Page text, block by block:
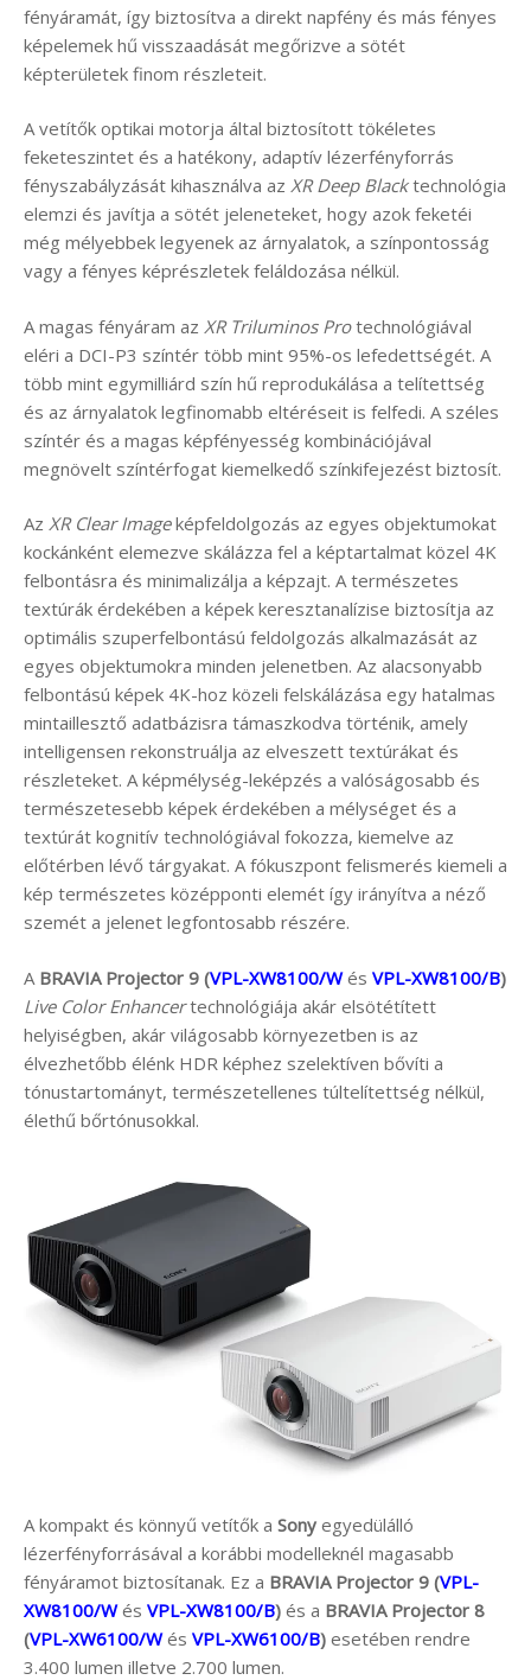
fényáramát, így biztosítva a direkt napfény és más fényes
képelemek hű visszaadását megőrizve a sötét
képterületek finom részleteit.
A vetítők optikai motorja által biztosított tökéletes
feketeszintet és a hatékony, adaptív lézerfényforrás
fényszabályzását kihasználva az XR Deep Blacktechnológia
elemzi és javítja a sötét jeleneteket, hogy azok feketéi
még mélyebbek legyenek az árnyalatok, a színpontosság
vagy a fényes képrészletek feláldozása nélkül.
A magas fényáram az XR Triluminos Protechnológiával
eléri a DCI-P3 színtér több mint 95%-os lefedettségét. A
több mint egymilliárd szín hű reprodukálása a telítettség
és az árnyalatok legfinomabb eltéréseit is felfedi. A széles
színtér és a magas képfényesség kombinációjával
megnövelt színtérfogat kiemelkedő színkifejezést biztosít.
Az XR Clear Imageképfeldolgozás az egyes objektumokat
kockánként elemezve skálázza fel a képtartalmat közel 4K
felbontásra és minimalizálja a képzajt. A természetes
textúrák érdekében a képek keresztanalízise biztosítja az
optimális szuperfelbontású feldolgozás alkalmazását az
egyes objektumokra minden jelenetben. Az alacsonyabb
felbontású képek 4K-hoz közeli felskálázása egy hatalmas
mintaillesztő adatbázisra támaszkodva történik, amely
intelligensen rekonstruálja az elveszett textúrákat és
részleteket. A képmélység-leképzés a valóságosabb és
természetesebb képek érdekében a mélységet és a
textúrát kognitív technológiával fokozza, kiemelve az
előtérben lévő tárgyakat. A fókuszpont felismerés kiemeli a
kép természetes középponti elemét így irányítva a néző
szemét a jelenet legfontosabb részére.
A BRAVIA Projector 9 (VPL-XW8100/Wés VPL-XW8100/B)
Live Color Enhancertechnológiája akár elsötétített
helyiségben, akár világosabb környezetben is az
élvezhetőbb élénk HDR képhez szelektíven bővíti a
tónustartományt, természetellenes túltelítettség nélkül,
élethű bőrtónusokkal.
A kompakt és könnyű vetítők a Sony egyedülálló
lézerfényforrásával a korábbi modelleknél magasabb
fényáramot biztosítanak. Ez a BRAVIA Projector 9 (VPL-
XW8100/Wés VPL-XW8100/B) és a BRAVIA Projector 8
(VPL-XW6100/W és VPL-XW6100/B) esetében rendre
3.400 lumen illetve 2.700 lumen.